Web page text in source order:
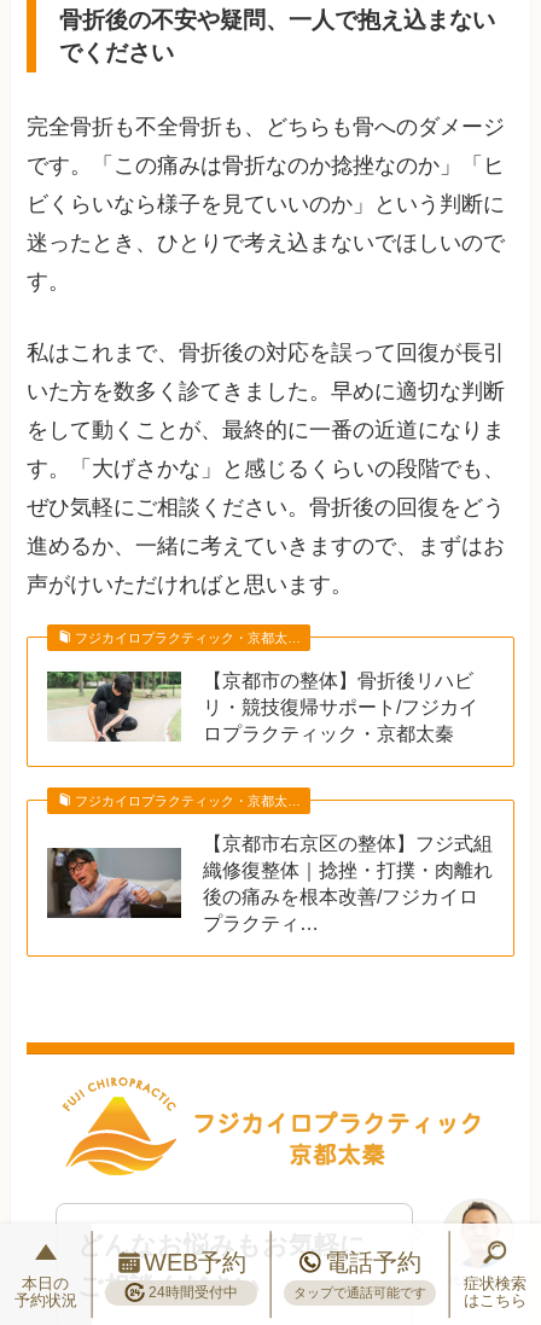
骨折後の不安や疑問、一人で抱え込まない
でください
完全骨折も不全骨折も、どちらも骨へのダメージ
です。「この痛みは骨折なのか捻挫なのか」「ヒ
ビくらいなら様子を見ていいのか」という判断に
迷ったとき、ひとりで考え込まないでほしいので
す。
私はこれまで、骨折後の対応を誤って回復が長引
いた方を数多く診てきました。早めに適切な判断
をして動くことが、最終的に一番の近道になりま
す。「大げさかな」と感じるくらいの段階でも、
ぜひ気軽にご相談ください。骨折後の回復をどう
進めるか、一緒に考えていきますので、まずはお
声がけいただければと思います。
フジカイロプラクティック・京都太…
【京都市の整体】骨折後リハビ
リ・競技復帰サポート/フジカイ
ロプラクティック・京都太秦
フジカイロプラクティック・京都太…
【京都市右京区の整体】フジ式組
織修復整体｜捻挫・打撲・肉離れ
後の痛みを根本改善/フジカイロ
プラクティ…
代表：高井
どんなお悩みもお気軽に
ご相談ください
本日の
予約状況
WEB予約
24時間受付中
電話予約
タップで通話可能です
症状検索
はこちら